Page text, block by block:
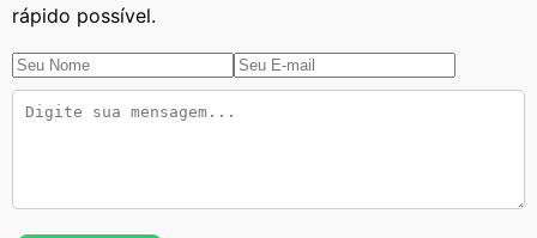
rápido possível.